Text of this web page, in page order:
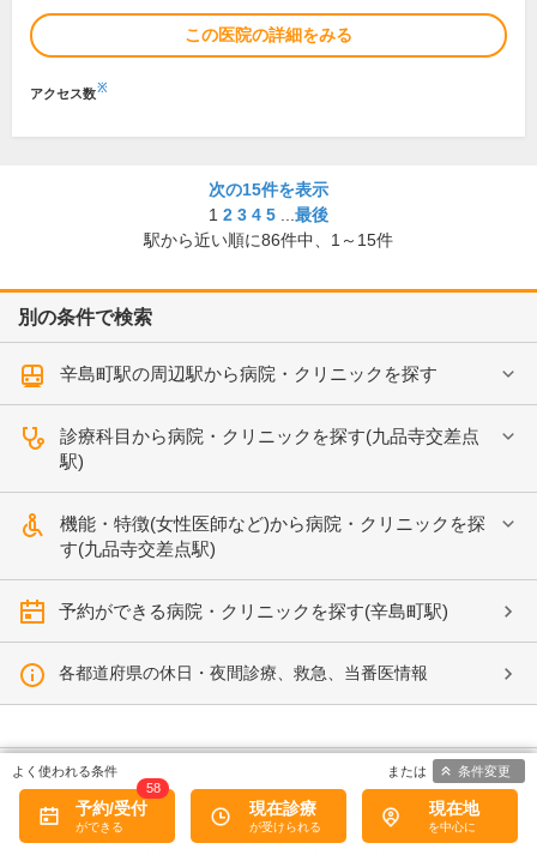
この医院の詳細をみる
アクセス数※
次の15件を表示
1 2 3 4 5
最後
駅から近い順に86件中、 1～15件
別の条件で検索
辛島町駅の周辺駅から病院・クリニックを探す
診療科目から病院・クリニックを探す(九品寺交差点
駅)
機能・特徴(女性医師など)から病院・クリニックを探
す(九品寺交差点駅)
予約ができる病院・クリニックを探す(辛島町駅)
各都道府県の休日・夜間診療、救急、当番医情報
病院なび
からのアンケートにご協力ください。
予約/受付
58
現在診療 現在地
条件変更